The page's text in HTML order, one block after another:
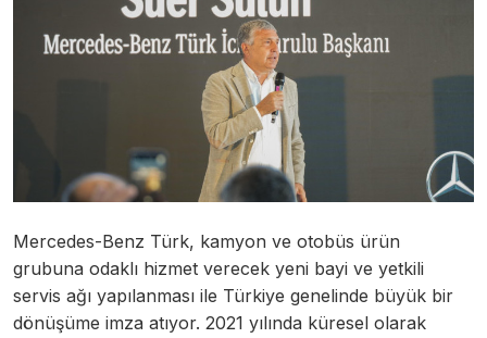
Mercedes-Benz Türk, kamyon ve otobüs ürün
grubuna odaklı hizmet verecek yeni bayi ve yetkili
servis ağı yapılanması ile Türkiye genelinde büyük bir
dönüşüme imza atıyor. 2021 yılında küresel olarak